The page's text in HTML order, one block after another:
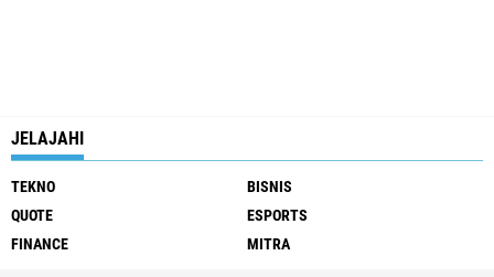
JELAJAHI
TEKNO
BISNIS
QUOTE
ESPORTS
FINANCE
MITRA